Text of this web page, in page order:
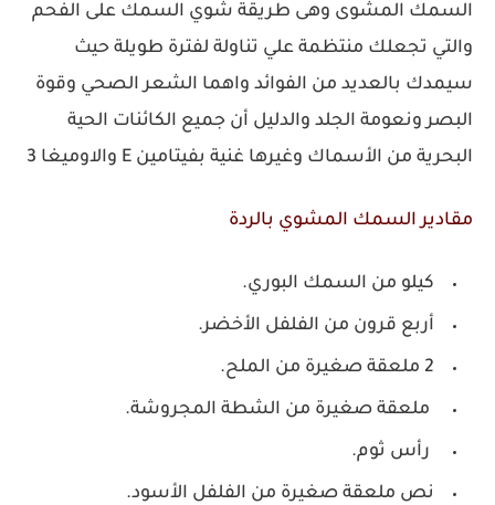
السمك المشوى وهى طريقة شوي السمك على الفحم
والتي تجعلك منتظمة علي تناولة لفترة طويلة حيث
سيمدك بالعديد من الفوائد واهما الشعر الصحي وقوة
البصر ونعومة الجلد والدليل أن جميع الكائنات الحية
البحرية من الأسماك وغيرها غنية بفيتامين E والاوميغا 3
مقادير السمك المشوي بالردة
كيلو من السمك البوري.
أربع قرون من الفلفل الأخضر.
2 ملعقة صغيرة من الملح.
ملعقة صغيرة من الشطة المجروشة.
رأس ثوم.
نص ملعقة صغيرة من الفلفل الأسود.